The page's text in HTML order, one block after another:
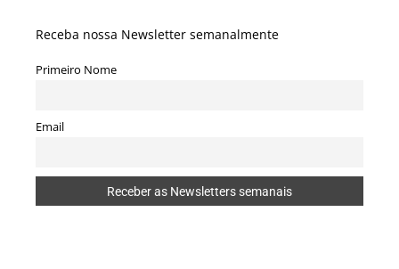
Receba nossa Newsletter semanalmente
Primeiro Nome
Email